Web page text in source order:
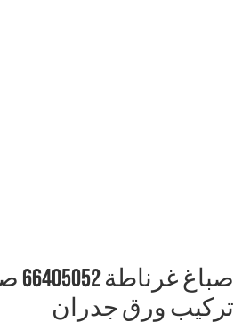
تركيب ورق جدران